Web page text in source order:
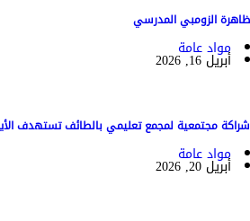
ظاهرة الزومبي المدرسي
مواد عامة
أبريل 16, 2026
شراكة مجتمعية لمجمع تعليمي بالطائف تستهدف
مواد عامة
أبريل 20, 2026